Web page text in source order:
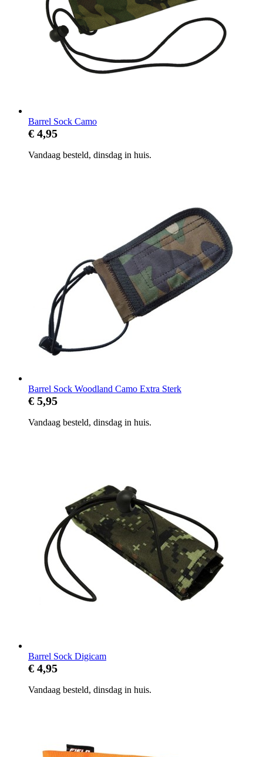
Barrel Sock Camo
€ 4,95
Vandaag besteld, dinsdag in huis.
Barrel Sock Woodland Camo Extra Sterk
€ 5,95
Vandaag besteld, dinsdag in huis.
Barrel Sock Digicam
€ 4,95
Vandaag besteld, dinsdag in huis.